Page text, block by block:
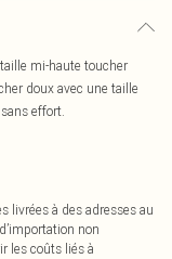
mi-haute toucher
doux avec une taille
effort.
livrées à des adresses au
non
les coûts liés à